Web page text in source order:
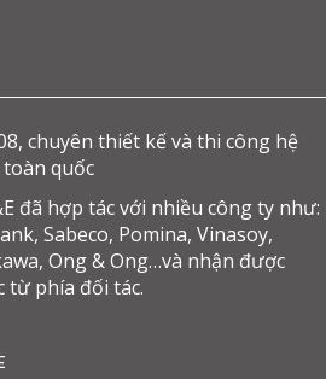
chuyên thiết kế và thi công hệ
quốc
đã hợp tác với nhiều công ty như:
Sabeco, Pomina, Vinasoy,
Ong & Ong…và nhận được
từ phía đối tác.